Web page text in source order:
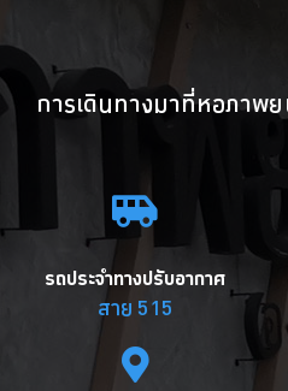
การเดินทางมาที่หอภาพ
รถประจำทางปรับอากาศ
สาย 515